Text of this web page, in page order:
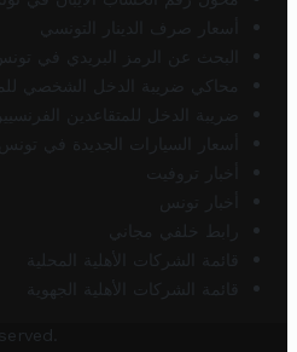
أسعار صرف الدينار التونسي
البحث عن الرمز البريدي في تونس
محاكي ضريبة الدخل الشخصي
ضريبة الدخل للمتقاعدين
أسعار السيارات الجديدة في تونس
أخبار تروفيت
أخبار تونس
رابط خلفي مجاني
قائمة الشركات الأهلية المحلية
قائمة الشركات الأهلية الجهوية